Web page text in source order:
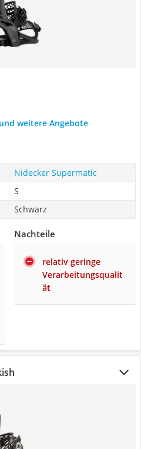
weitere Angebote
Nidecker Supermatic
S
Schwarz
Nachteile
relativ geringe
Verarbeitungsqualit
ät